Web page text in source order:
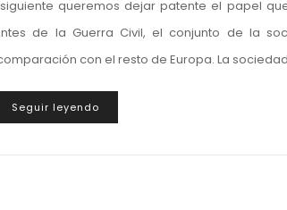
queremos dejar patente el papel
de la Guerra Civil, el conjunto de la
con el resto de Europa. La
Seguir leyendo